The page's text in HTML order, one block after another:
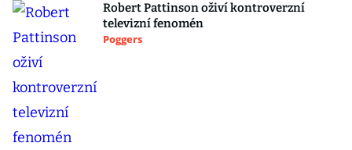
Robert Pattinson oživí kontroverzní
televizní fenomén
Poggers